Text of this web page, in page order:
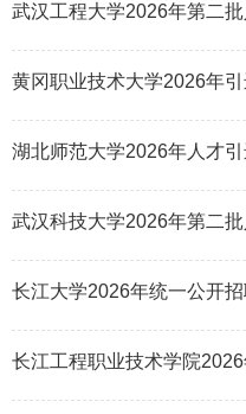
武汉工程大学2026年第二
湖北师范大学2026年人才
武汉科技大学2026年第二
长江大学2026年统一公开
长江工程职业技术学院